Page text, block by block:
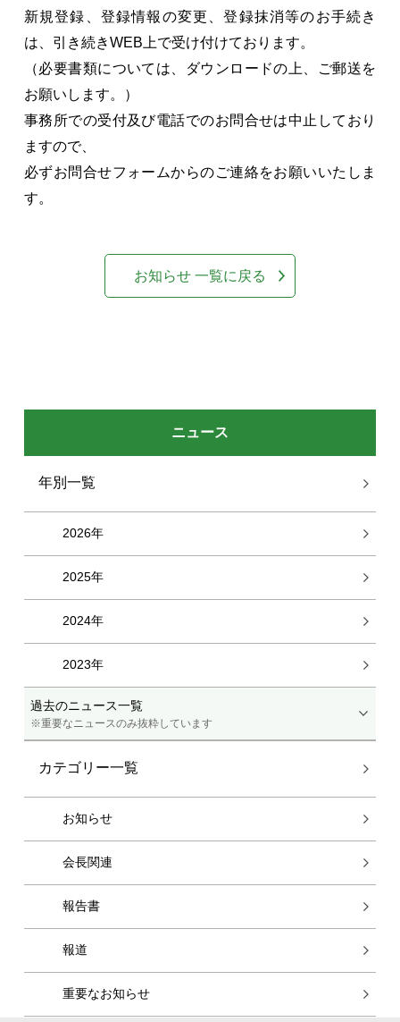
ニュース
年別一覧
過去のニュース一覧
※重要なニュースのみ抜粋しています
2026年
2025年
2024年
2023年
カテゴリー一覧
お知らせ
会長関連
報告書
報道
重要なお知らせ
新規登録、登録情報の変更、登録抹消等のお手続き
は、引き続きWEB上で受け付けております。
（必要書類については、ダウンロードの上、ご郵送を
お願いします。）
事務所での受付及び電話でのお問合せは中止しており
ますので、
必ずお問合せフォームからのご連絡をお願いいたしま
す。
お知らせ 一覧に戻る